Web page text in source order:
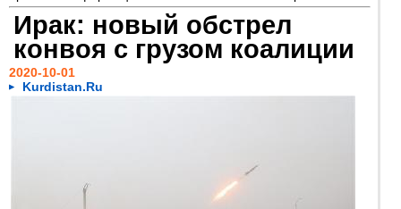
Ирак: новый обстрел
конвоя с грузом коалиции
2020-10-01
Kurdistan.Ru